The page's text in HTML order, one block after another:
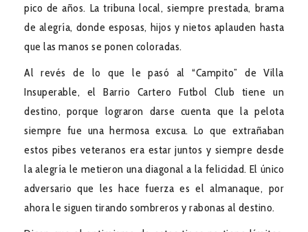
pico de años. La tribuna local, siempre prestada, brama
de alegría, donde esposas, hijos y nietos aplauden hasta
que las manos se ponen coloradas.
Al revés de lo que le pasó al “Campito” de Villa
Insuperable, el Barrio Cartero Futbol Club tiene un
destino, porque lograron darse cuenta que la pelota
siempre fue una hermosa excusa. Lo que extrañaban
estos pibes veteranos era estar juntos y siempre desde
la alegría le metieron una diagonal a la felicidad. El único
adversario que les hace fuerza es el almanaque, por
ahora le siguen tirando sombreros y rabonas al destino.